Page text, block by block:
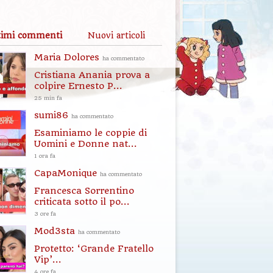
commenti Nuovi articoli
Maria Dolores ha commentato
Cristiana Anania prova a
colpire Ernesto P...
25 min fa
sumi86 ha commentato
Esaminiamo le coppie di
Uomini e Donne nat...
1 ora fa
CapaMonique ha commentato
Francesca Sorrentino
criticata sotto il po...
3 ore fa
Mod3sta ha commentato
Protetto: ‘Grande Fratello
Vip’...
4 ore fa